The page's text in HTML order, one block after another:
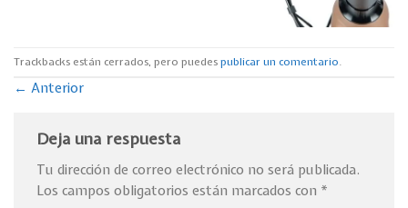
Trackbacks están cerrados, pero puedespublicar un comentario.
← Anterior
Deja una respuesta
Tu dirección de correo electrónico no será publicada.
Los campos obligatorios están marcados con *